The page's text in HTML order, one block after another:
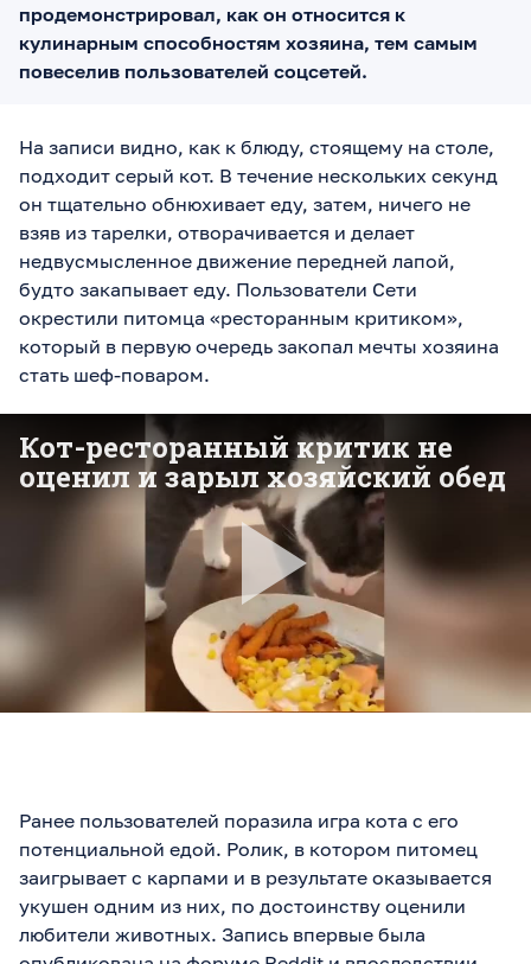
продемонстрировал, как он относится к
кулинарным способностям хозяина, тем самым
повеселив пользователей соцсетей.
На записи видно, как к блюду, стоящему на столе,
подходит серый кот. В течение нескольких секунд
он тщательно обнюхивает еду, затем, ничего не
взяв из тарелки, отворачивается и делает
недвусмысленное движение передней лапой,
будто закапывает еду. Пользователи Сети
окрестили питомца «ресторанным критиком»,
который в первую очередь закопал мечты хозяина
стать шеф-поваром.
Ранее пользователей поразила игра кота с его
потенциальной едой. Ролик, в котором питомец
заигрывает с карпами и в результате оказывается
укушен одним из них, по достоинству оценили
любители животных. Запись впервые была